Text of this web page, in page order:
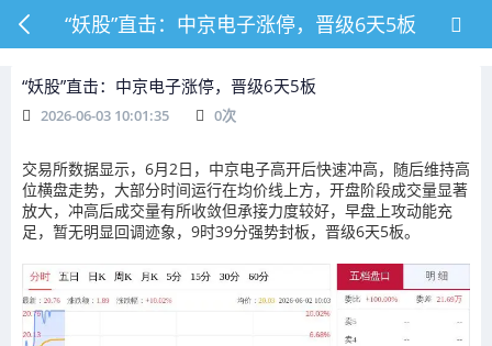
“妖股”直击：中京电子涨停，晋级6天5板
“妖股”直击：中京电子涨停，晋级6天5板
2026-06-03 10:01:35 0次
交易所数据显示，6月2日，中京电子高开后快速冲高，随后维持高
位横盘走势，大部分时间运行在均价线上方，开盘阶段成交量显著
放大，冲高后成交量有所收敛但承接力度较好，早盘上攻动能充
足，暂无明显回调迹象，9时39分强势封板，晋级6天5板。